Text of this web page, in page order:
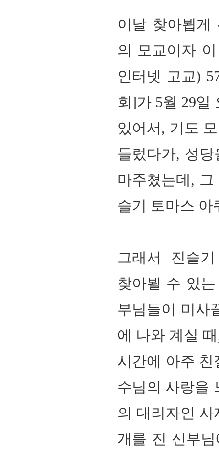
이사장 인사말
임원 현황
연혁·사업실적
총동창
모교 소
지부·
동창회
영상갤
이날 찾아뵙게
의 모교이자
인터넷 고교)
회]가 5월 29일
있어서, 기도
들렀다가, 성
마주쳤는데, 그
슬기 토마스 아
그래서 진슬기
찾아뵐 수 있
부님들이 미사
에 나와 계실
시간에 아주
수님의 사랑을
의 대리자인
개를 진 신부